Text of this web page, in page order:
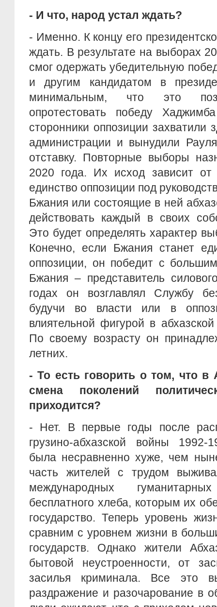
- И что, народ устал ждать?
- Именно. К концу его
ждать. В результате на выборах
смог одержать убедительную
и другим кандидатом в
минимальным, что это
опротестовать победу
сторонники оппозиции захватили
администрации и вынудили
отставку. Повторные выборы
2020 года. Их исход зависит от
единство оппозиции под
Бжания или состоящие в ней
действовать каждый в своих
Это будет определять характер
Конечно, если Бжания станет
оппозиции, он победит с
Бжания – представитель
годах он возглавлял Службу
будучи во власти или в
влиятельной фигурой в
По своему возрасту он
летних.
- То есть говорить о том, что в
смена поколений
приходится?
- Нет. В первые годы после
грузино-абхазской войны 1992-
была несравненно хуже, чем
часть жителей с трудом
международных
бесплатного хлеба, которым их
государство. Теперь уровень
сравним с уровнем жизни в
государств. Однако жители
бытовой неустроенности, от
засилья криминала. Все это
раздражение и разочарование в